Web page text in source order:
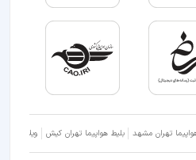
تهران مشهد بلیط هواپیما تهران کیش ویلا شمال